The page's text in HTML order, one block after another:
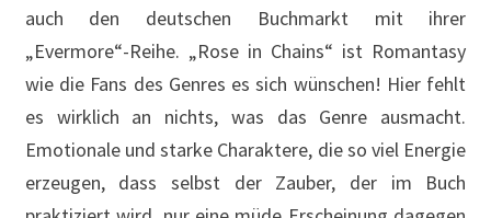
auch den deutschen Buchmarkt mit ihrer
„Evermore“-Reihe. „Rose in Chains“ ist Romantasy
wie die Fans des Genres es sich wünschen! Hier fehlt
es wirklich an nichts, was das Genre ausmacht.
Emotionale und starke Charaktere, die so viel Energie
erzeugen, dass selbst der Zauber, der im Buch